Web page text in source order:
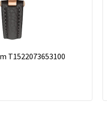
T1522073653100